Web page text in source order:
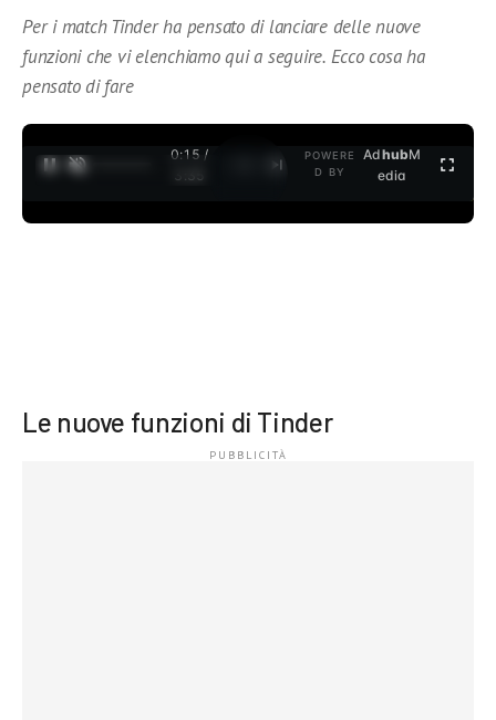
Per i match Tinder ha pensato di lanciare delle nuove
funzioni che vi elenchiamo qui a seguire. Ecco cosa ha
pensato di fare
0:16 /
3:35
POWERE
D BY
AdhubM
edia
Le nuove funzioni di Tinder